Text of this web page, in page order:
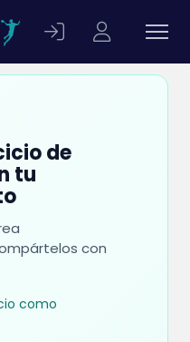
de
tu
con
como